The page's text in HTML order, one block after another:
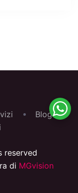
Blog
reserved
di MGvision